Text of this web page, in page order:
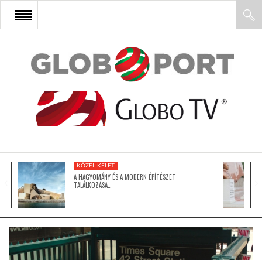
FŐOLDAL
AFRIKA
ÁZSIA
LATIN-AMERIKA
KÖZEL-KELET
A HAGYOMÁNY ÉS A MODERN ÉPÍTÉSZET
TALÁLKOZÁSA…